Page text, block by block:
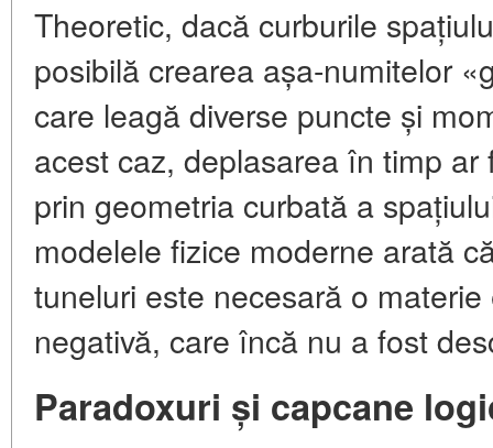
Theoretic, dacă curburile
posibilă crearea așa-numitelor
care leagă diverse puncte și
acest caz, deplasarea în timp
prin geometria curbată a
modelele fizice moderne arată
tuneluri este necesară o
negativă, care încă nu a fost
Paradoxuri și capcane